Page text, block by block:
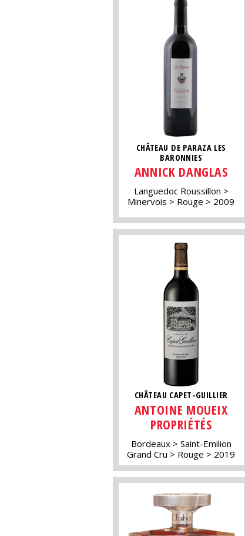
CHÂTEAU DE PARAZA LES
BARONNIES
ANNICK DANGLAS
Languedoc Roussillon
Minervois
Rouge 2009
CHÂTEAU CAPET-GUILLIER
ANTOINE MOUEIX
PROPRIÉTÉS
Bordeaux
Saint-Emilion
Grand Cru
Rouge 2019